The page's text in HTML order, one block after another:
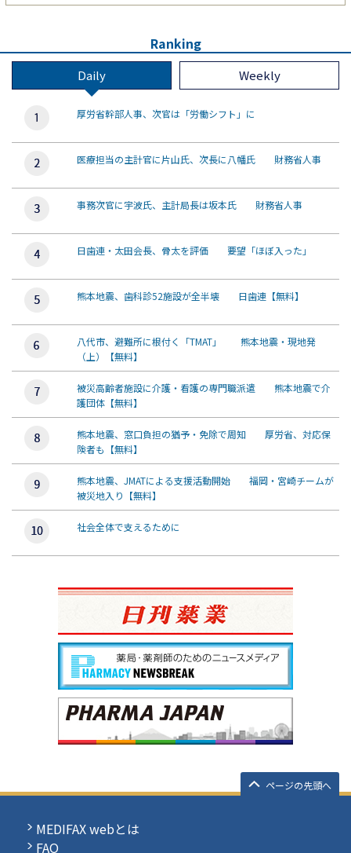
Ranking
Daily Weekly
厚労省幹部人事、次官は「労働シフト」に
医療担当の主計官に片山氏、次長に八幡氏 財務省人事
事務次官に宇波氏、主計局長は坂本氏 財務省人事
日歯連・太田会長、骨太を評価 要望「ほぼ入った」
熊本地震、歯科診52施設が全半壊 日歯連【無料】
八代市、避難所に根付く「TMAT」 熊本地震・現地発
（上）【無料】
被災高齢者施設に介護・看護の専門職派遣 熊本地震で介
護団体【無料】
熊本地震、窓口負担の猶予・免除で周知 厚労省、対応保
険者も【無料】
熊本地震、JMATによる支援活動開始 福岡・宮崎チームが
被災地入り【無料】
社会全体で支えるために
ページの先頭へ
MEDIFAX webとは
FAQ